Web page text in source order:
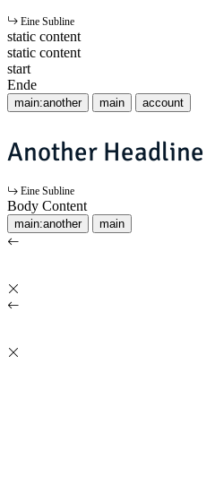
Eine Subline
static content
static content
start
Ende
main:another main account
Another Headline
Eine Subline
Body Content
main:another main